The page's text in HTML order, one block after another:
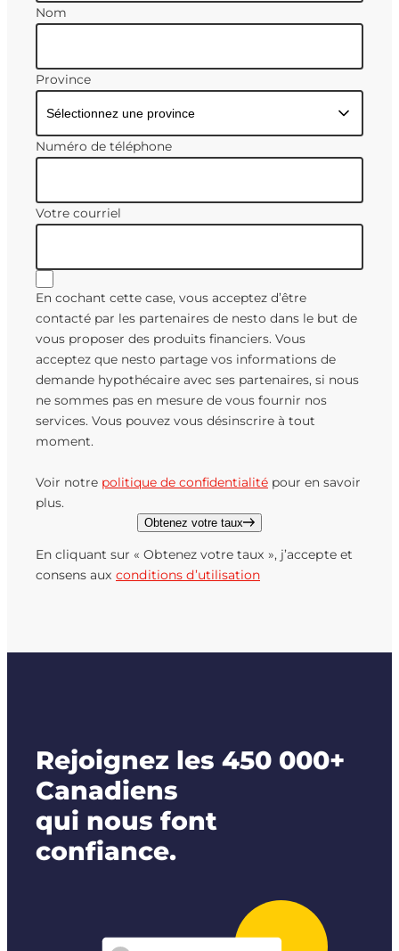
Nom
Province
Numéro de téléphone
Votre courriel
En cochant cette case, vous acceptez d’être
contacté par les partenaires de nesto dans le but de
vous proposer des produits financiers. Vous
acceptez que nesto partage vos informations de
demande hypothécaire avec ses partenaires, si nous
ne sommes pas en mesure de vous fournir nos
services. Vous pouvez vous désinscrire à tout
moment.
Voir notre politique de confidentialité pour en savoir
plus.
Obtenez votre taux
En cliquant sur « Obtenez votre taux », j’accepte et
consens aux conditions d’utilisation
Rejoignez les 450 000+
Canadiens
qui nous font
confiance.